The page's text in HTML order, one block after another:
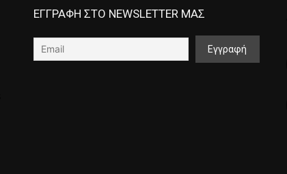
ΕΓΓΡΑΦΗ ΣΤΟ NEWSLETTER ΜΑΣ